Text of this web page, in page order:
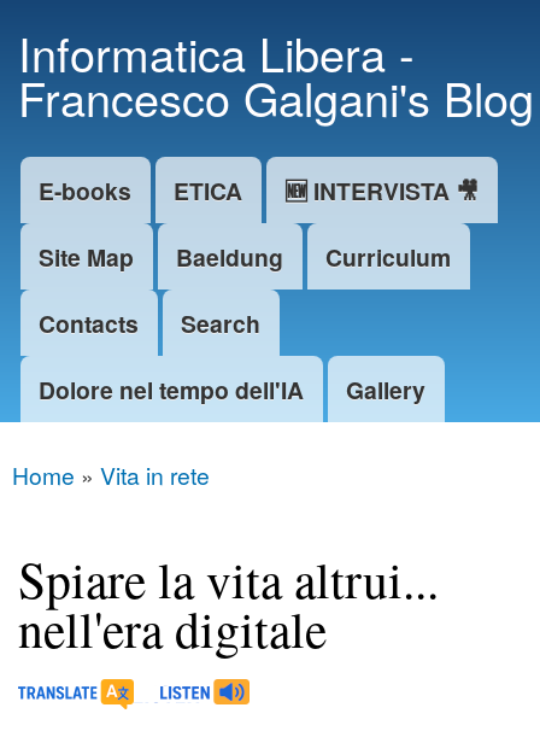
main
content
Informatica Libera -
Francesco Galgani's Blog
Main menu
E-books ETICA
🆕 INTERVISTA 🎥
Site Map
Baeldung
Curriculum
Contacts
Search
Dolore nel tempo dell'IA
Gallery
You are here
Home » Vita in rete
Spiare la vita altrui...
nell'era digitale